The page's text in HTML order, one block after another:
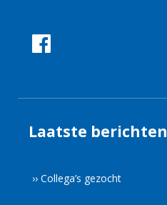
Laatste berichten
›› Collega’s gezocht